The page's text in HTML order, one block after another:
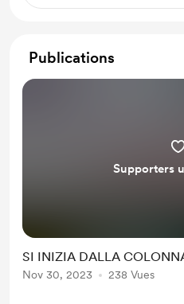
Publications
Supporters
SI INIZIA DALLA
Nov 30, 2023 238 Vues